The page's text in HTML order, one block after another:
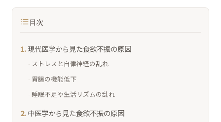
目次
現代医学から見た食欲不振の原因
ストレスと自律神経の乱れ
胃腸の機能低下
睡眠不足や生活リズムの乱れ
中医学から見た食欲不振の原因